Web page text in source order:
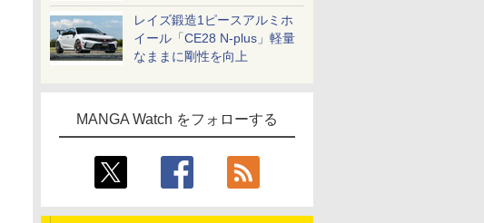
レイズ鍛造1ピースアルミホ
イール「CE28 N-plus」軽量
なままに剛性を向上
MANGA Watch をフォローする